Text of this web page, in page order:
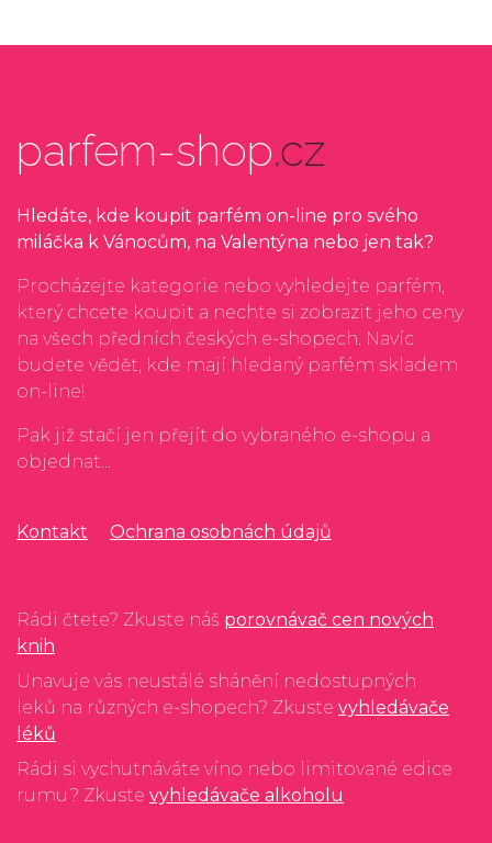
parfem-shop.cz
Hledáte, kde koupit parfém on-line pro svého
miláčka k Vánocům, na Valentýna nebo jen tak?
Procházejte kategorie nebo vyhledejte parfém,
který chcete koupit a nechte si zobrazit jeho ceny
na všech předních českých e-shopech. Navíc
budete vědět, kde mají hledaný parfém skladem
on-line!
Pak již stačí jen přejít do vybraného e-shopu a
objednat...
Kontakt Ochrana osobnách údajů
Rádi čtete? Zkuste náš porovnávač cen nových
knih
Unavuje vás neustálé shánění nedostupných
leků na různých e-shopech? Zkuste vyhledávače
léků
Rádi si vychutnáváte víno nebo limitované edice
rumu? Zkuste vyhledávače alkoholu